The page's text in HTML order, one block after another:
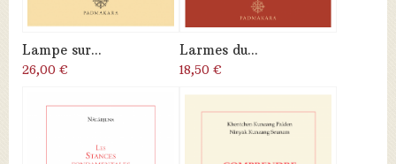
Lampe sur...
26,00 €
Larmes du...
18,50 €